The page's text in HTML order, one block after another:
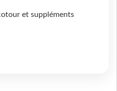
et suppléments